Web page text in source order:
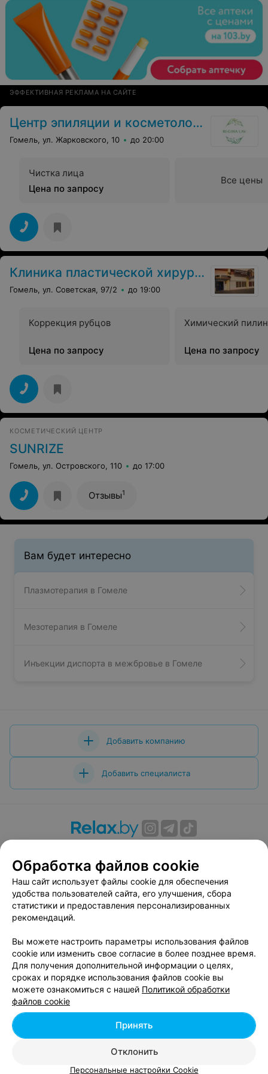
ЭФФЕКТИВНАЯ РЕКЛАМА НА САЙТЕ
Центр эпиляции и косметологии
Гомель, ул. Жарковского, 10 до 20:00
Чистка лица
Цена по запросу
Все цены
Клиника пластической хирургии
Гомель, ул. Советская, 97/2 до 19:00
Коррекция рубцов
Цена по запросу
Химический
Цена по запросу
КОСМЕТИЧЕСКИЙ ЦЕНТР
SUNRIZE
Гомель, ул. Островского, 110 до 17:00
Отзывы1
Вам будет интересно
Плазмотерапия в Гомеле
Мезотерапия в Гомеле
Инъекции диспорта в межбровье в Гомеле
Добавить компанию
Добавить специалиста
Вакансии
Публичный договор
Способы оплаты
Публичный договор по использованию сервиса
«Афиша»
Пользовательское соглашение
Связаться по вопросам сотрудничества
Написать руководителю relax.by
Персональные настройки cookie
Обработка персональных данных
© 2026 ООО «Артокс Лаб», УНП 191700409, регистрирующий орган -
| 220012, Республика Беларусь, г. Минск,
Обработка файлов cookie
Наш сайт использует файлы cookie для обеспечения
удобства пользователей сайта, его улучшения, сбора
статистики и предоставления персонализированных
рекомендаций.
Вы можете настроить параметры использования файлов
cookie или изменить свое согласие в более позднее время.
Для получения дополнительной информации о целях,
сроках и порядке использования файлов cookie вы
можете ознакомиться с нашей Политикой обработки
файлов cookie
Отклонить
Принять
Персональные настройки Cookie